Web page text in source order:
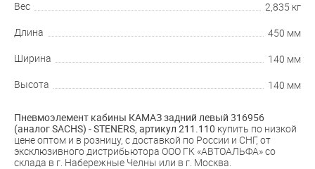
Вес 2,835 кг
Длина 450 мм
Ширина 140 мм
Высота 140 мм
Пневмоэлемент кабины КАМАЗ задний левый 316956
(аналог SACHS) - STENERS, артикул 211.110 купить по низкой
цене оптом и в розницу, с доставкой по России и СНГ, от
эксклюзивного дистрибьютора ООО ГК «АВТОАЛЬФА» со
склада в г. Набережные Челны или в г. Москва.